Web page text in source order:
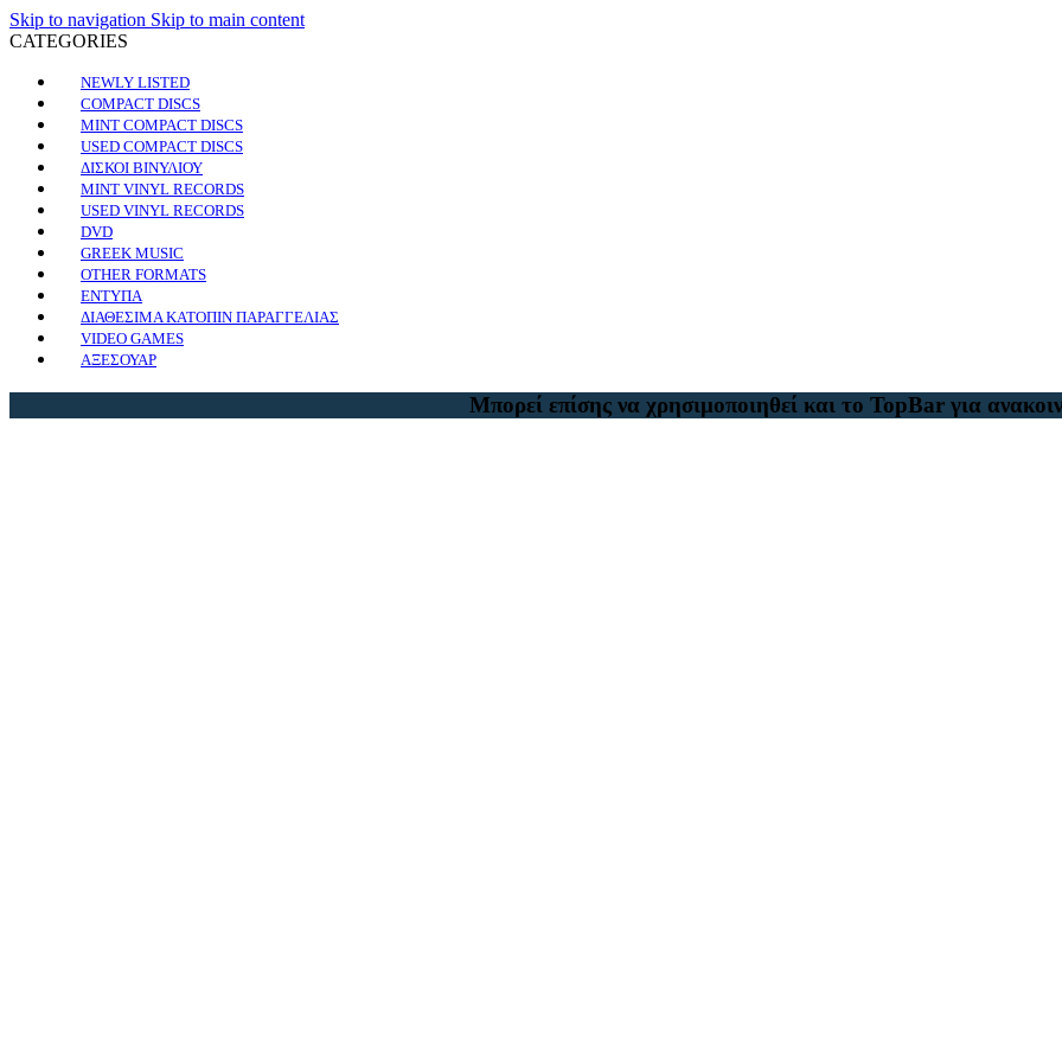
Skip to navigation Skip to main content
CATEGORIES
NEWLY LISTED
COMPACT DISCS
MINT COMPACT DISCS
USED COMPACT DISCS
ΔΙΣΚΟΙ ΒΙΝΥΛΙΟΥ
MINT VINYL RECORDS
USED VINYL RECORDS
DVD
GREEK MUSIC
OTHER FORMATS
ΕΝΤΥΠΑ
ΔΙΑΘΕΣΙΜΑ ΚΑΤΟΠΙΝ ΠΑΡΑΓΓΕΛΙΑΣ
VIDEO GAMES
ΑΞΕΣΟΥΑΡ
Μπορεί επίσης να χρησιμοποιηθεί και το TopBar για